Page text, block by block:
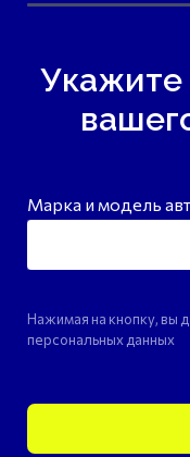
Укажите
Марка и модель
Нажимая на кнопку, вы
персональных данных